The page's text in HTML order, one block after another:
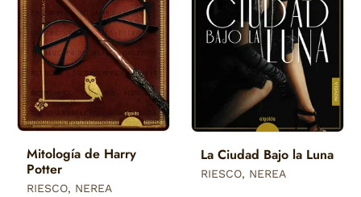
Mitología de Harry
Potter
RIESCO, NEREA
La Ciudad Bajo la Luna
RIESCO, NEREA